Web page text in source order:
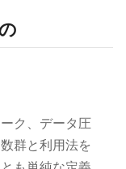
ク、データ圧
群と利用法を